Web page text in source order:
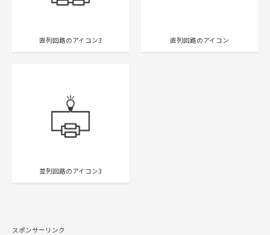
直列回路のアイコン3 直列回路のアイコン
並列回路のアイコン3
スポンサーリンク